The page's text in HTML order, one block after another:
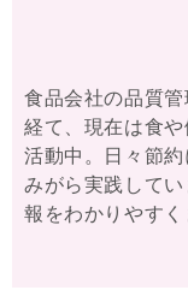
食品会社の品質
経て、現在は食
活動中。日々節
みがら実践して
報をわかりやすく